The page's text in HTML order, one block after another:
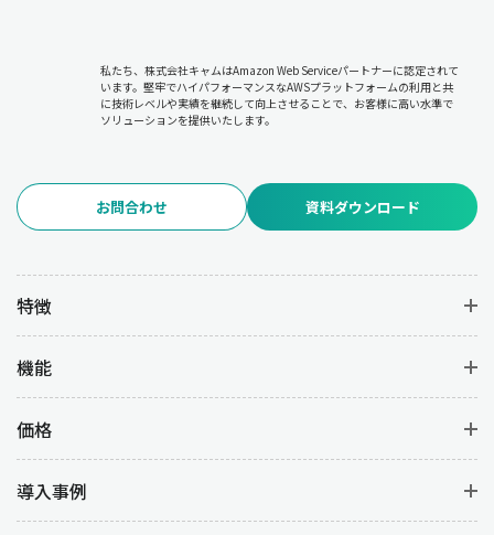
私たち、株式会社キャムはAmazon Web Serviceパートナーに認定されて
います。堅牢でハイパフォーマンスなAWSプラットフォームの利用と共
に技術レベルや実績を継続して向上させることで、お客様に高い水準で
ソリューションを提供いたします。
お問合わせ 資料ダウンロード
特徴
機能
価格
導入事例